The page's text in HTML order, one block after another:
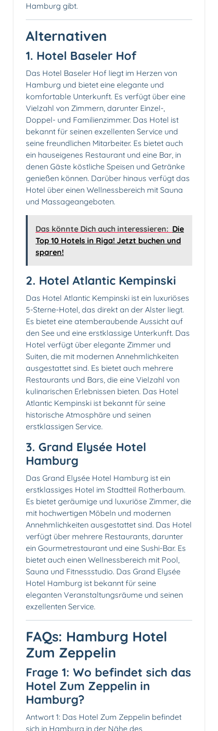
Hamburg gibt.
Alternativen
1. Hotel Baseler Hof
Das Hotel Baseler Hof liegt im Herzen von
Hamburg und bietet eine elegante und
komfortable Unterkunft. Es verfügt über eine
Vielzahl von Zimmern, darunter Einzel-,
Doppel- und Familienzimmer. Das Hotel ist
bekannt für seinen exzellenten Service und
seine freundlichen Mitarbeiter. Es bietet auch
ein hauseigenes Restaurant und eine Bar, in
denen Gäste köstliche Speisen und Getränke
genießen können. Darüber hinaus verfügt das
Hotel über einen Wellnessbereich mit Sauna
und Massageangeboten.
Das könnte Dich auch interessieren: Die
Top 10 Hotels in Riga! Jetzt buchen und
sparen!
2. Hotel Atlantic Kempinski
Das Hotel Atlantic Kempinski ist ein luxuriöses
5-Sterne-Hotel, das direkt an der Alster liegt.
Es bietet eine atemberaubende Aussicht auf
den See und eine erstklassige Unterkunft. Das
Hotel verfügt über elegante Zimmer und
Suiten, die mit modernen Annehmlichkeiten
ausgestattet sind. Es bietet auch mehrere
Restaurants und Bars, die eine Vielzahl von
kulinarischen Erlebnissen bieten. Das Hotel
Atlantic Kempinski ist bekannt für seine
historische Atmosphäre und seinen
erstklassigen Service.
3. Grand Elysée Hotel
Hamburg
Das Grand Elysée Hotel Hamburg ist ein
erstklassiges Hotel im Stadtteil Rotherbaum.
Es bietet geräumige und luxuriöse Zimmer, die
mit hochwertigen Möbeln und modernen
Annehmlichkeiten ausgestattet sind. Das Hotel
verfügt über mehrere Restaurants, darunter
ein Gourmetrestaurant und eine Sushi-Bar. Es
bietet auch einen Wellnessbereich mit Pool,
Sauna und Fitnessstudio. Das Grand Elysée
Hotel Hamburg ist bekannt für seine
eleganten Veranstaltungsräume und seinen
exzellenten Service.
FAQs: Hamburg Hotel
Zum Zeppelin
Frage 1: Wo befindet sich das
Hotel Zum Zeppelin in
Hamburg?
Antwort 1: Das Hotel Zum Zeppelin befindet
sich in Hamburg in der Nähe des